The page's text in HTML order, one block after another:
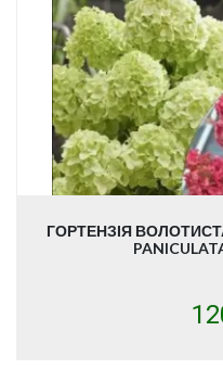
ГОРТЕНЗІЯ